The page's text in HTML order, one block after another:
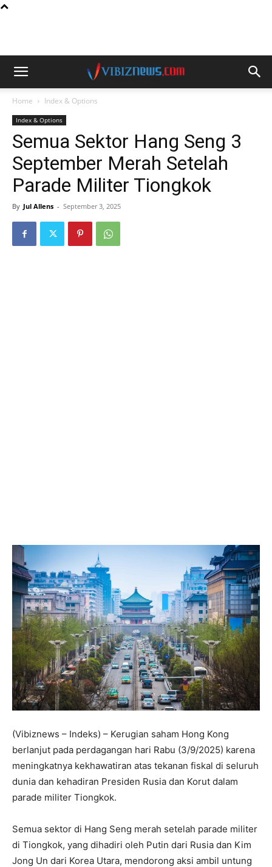
Home Index & Options
Index & Options
Semua Sektor Hang Seng 3
September Merah Setelah
Parade Militer Tiongkok
By Jul Allens - September 3, 2025
(Vibiznews – Indeks) – Kerugian saham Hong Kong
berlanjut pada perdagangan hari Rabu (3/9/2025) karena
meningkatnya kekhawatiran atas tekanan fiskal di seluruh
dunia dan kehadiran Presiden Rusia dan Korut dalam
parade militer Tiongkok.
Semua sektor di Hang Seng merah setelah parade militer
di Tiongkok, yang dihadiri oleh Putin dari Rusia dan Kim
Jong Un dari Korea Utara, mendorong aksi ambil untung